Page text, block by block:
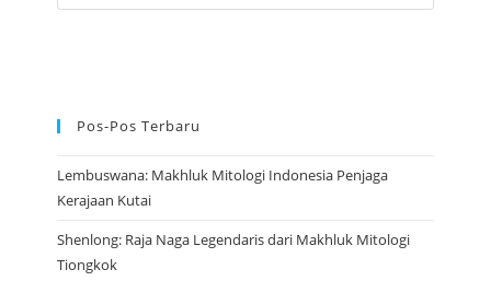
Pos-Pos Terbaru
Lembuswana: Makhluk Mitologi Indonesia Penjaga
Kerajaan Kutai
Shenlong: Raja Naga Legendaris dari Makhluk Mitologi
Tiongkok